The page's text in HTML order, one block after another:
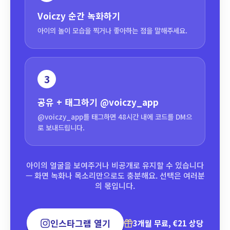
Voiczy 순간 녹화하기
아이의 놀이 모습을 찍거나 좋아하는 점을 말해주세요.
3
공유 + 태그하기 @voiczy_app
@voiczy_app를 태그하면 48시간 내에 코드를 DM으
로 보내드립니다.
아이의 얼굴을 보여주거나 비공개로 유지할 수 있습니다
— 화면 녹화나 목소리만으로도 충분해요. 선택은 여러분
의 몫입니다.
인스타그램 열기 3개월 무료, €21 상당